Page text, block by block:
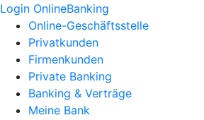
Login OnlineBanking
Online-Geschäftsstelle
Privatkunden
Firmenkunden
Private Banking
Banking & Verträge
Meine Bank